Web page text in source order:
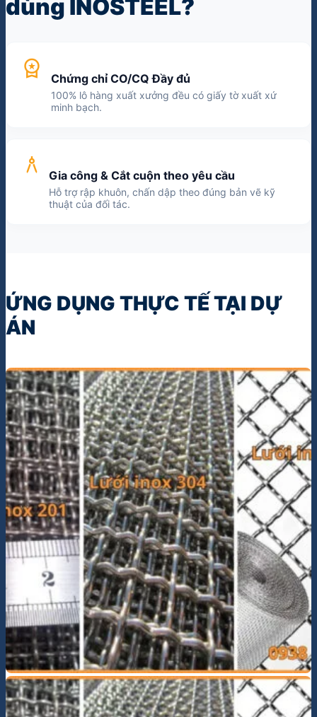
dùng INOSTEEL?
workspace_premium Chứng chỉ CO/CQ Đầy đủ
100% lô hàng xuất xưởng đều có giấy tờ xuất xứ
minh bạch.
architecture Gia công & Cắt cuộn theo yêu cầu
Hỗ trợ rập khuôn, chấn dập theo đúng bản vẽ kỹ
thuật của đối tác.
ỨNG DỤNG THỰC TẾ TẠI DỰ
ÁN